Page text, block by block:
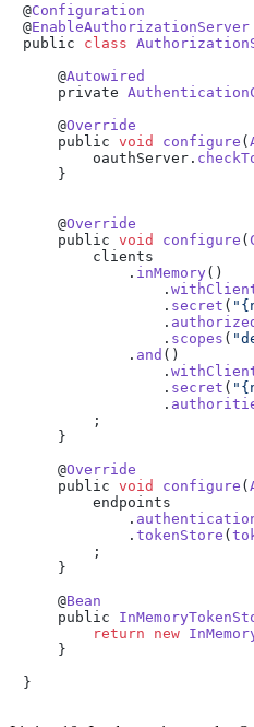
@Configuration
@EnableAuthorizationServer
public class
    @
Autowired
    private
    @
Override
    public
void configure (
        oauthServer.
    }
    @
Override
    public
void configure (
        clients
            .
inMemory()
                .
                .
secret (
                .
                .
scopes (
            .
and ()
                .
                .
secret (
                .
        ;
    }
    @
Override
    public
void configure (
        endpoints
            .
            .
tokenStore (
        ;
    }
    @
Bean
    public
return
new
    }
}